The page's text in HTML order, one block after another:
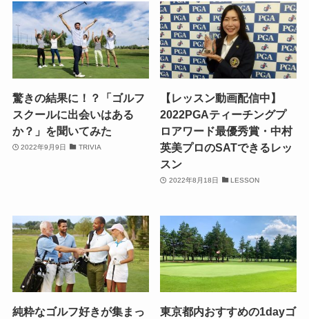
驚きの結果に！？「ゴルフ
スクールに出会いはある
か？」を聞いてみた
2022年9月9日 TRIVIA
【レッスン動画配信中】
2022PGAティーチングプ
ロアワード最優秀賞・中村
英美プロのSATできるレッ
スン
2022年8月18日 LESSON
純粋なゴルフ好きが集まっ
東京都内おすすめの1dayゴ